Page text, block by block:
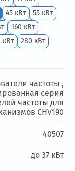
45 кВт
55 кВт
160 кВт
кВт
280 кВт
частоты ,
серия
частоты для
CHV190
40507
до 37 кВт